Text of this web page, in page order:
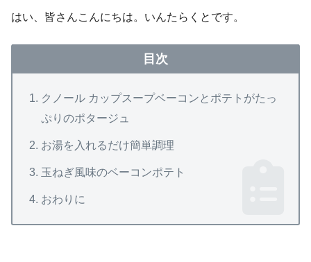
はい、皆さんこんにちは。いんたらくとです。
目次
クノール カップスープベーコンとポテトがたっ
ぷりのポタージュ
お湯を入れるだけ簡単調理
玉ねぎ風味のベーコンポテト
おわりに